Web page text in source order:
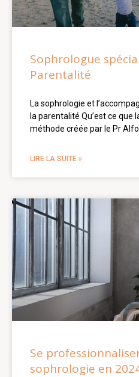
Sophrologue
Parentalité
La sophrologie et
la parentalité Qu’est ce que
méthode créée par le Pr
LIRE LA SUITE »
Se
sophrologie en